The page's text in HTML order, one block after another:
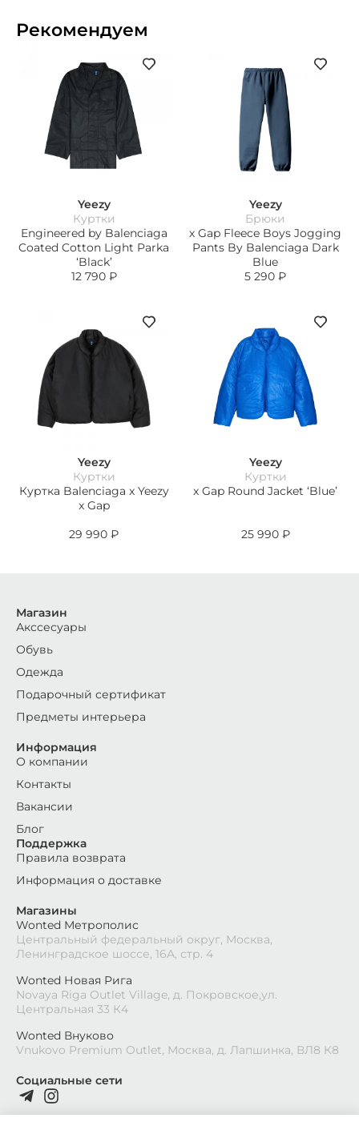
Рекомендуем
Yeezy
Куртки
Engineered by Balenciaga
Coated Cotton Light Parka
‘Black’
12 790 ₽
Yeezy
Брюки
х Gap Fleece Boys Jogging
Pants By Balenciaga Dark
Blue
5 290 ₽
Yeezy
Куртки
Куртка Balenciaga x Yeezy
x Gap
29 990 ₽
Yeezy
Куртки
x Gap Round Jacket ‘Blue’
25 990 ₽
Социальные сети
Магазины
Wonted Метрополис
Центральный федеральный округ, Москва,
Ленинградское шоссе, 16А, стр. 4
Wonted Новая Рига
Novaya Riga Outlet Village, д. Покровское,ул.
Центральная 33 К4
Wonted Внуково
Vnukovo Premium Outlet, Москва, д. Лапшинка, ВЛ8 К8
Магазин
Акссесуары
Обувь
Одежда
Подарочный сертификат
Предметы интерьера
Информация
О компании
Контакты
Вакансии
Блог
Поддержка
Правила возврата
Информация о доставке